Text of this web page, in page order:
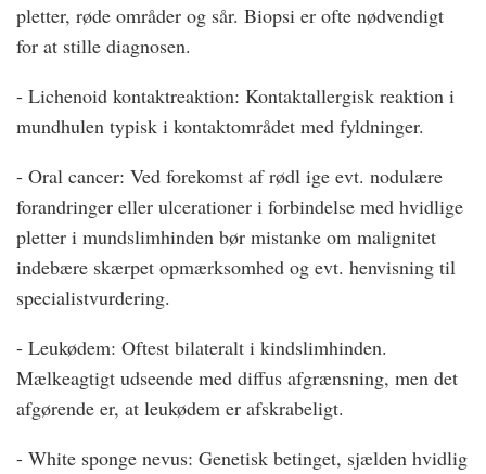
pletter, røde områder og sår. Biopsi er ofte nødvendigt
for at stille diagnosen.
- Lichenoid kontaktreaktion: Kontaktallergisk reaktion i
mundhulen typisk i kontaktområdet med fyldninger.
- Oral cancer: Ved forekomst af rødl ige evt. nodulære
forandringer eller ulcerationer i forbindelse med hvidlige
pletter i mundslimhinden bør mistanke om malignitet
indebære skærpet opmærksomhed og evt. henvisning til
specialistvurdering.
- Leukødem: Oftest bilateralt i kindslimhinden.
Mælkeagtigt udseende med diffus afgrænsning, men det
afgørende er, at leukødem er afskrabeligt.
- White sponge nevus: Genetisk betinget, sjælden hvidlig